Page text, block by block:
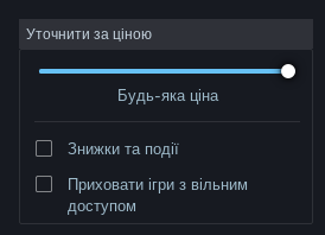
Увійти
Крамниця
Уточнити за ціною
Будь-яка ціна
Знижки та події
Приховати ігри з вільним
доступом
Розробник: BitRaiders Games